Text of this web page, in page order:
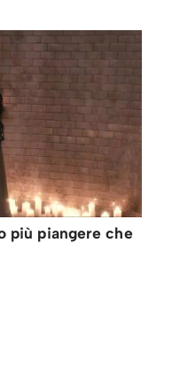
più piangere che